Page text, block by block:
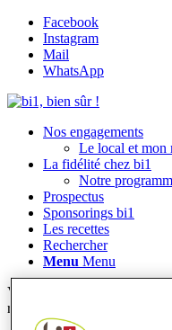
Facebook
Instagram
Mail
WhatsApp
Nos engagements
Le local et mon
La fidélité chez bi1
Notre
Prospectus
Sponsorings bi1
Les recettes
Rechercher
Menu Menu
Vous êtes ici :
réussir des confitures sans